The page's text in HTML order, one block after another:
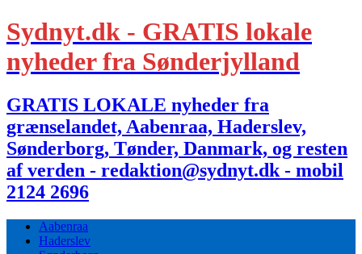
Sydnyt.dk - GRATIS lokale
nyheder fra Sønderjylland
GRATIS LOKALE nyheder fra
grænselandet, Aabenraa, Haderslev,
Sønderborg, Tønder, Danmark, og resten
af verden - redaktion@sydnyt.dk - mobil
2124 2696
Aabenraa
Haderslev